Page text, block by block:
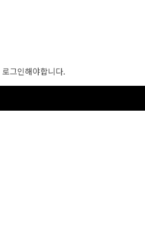
로그인해야합니다.